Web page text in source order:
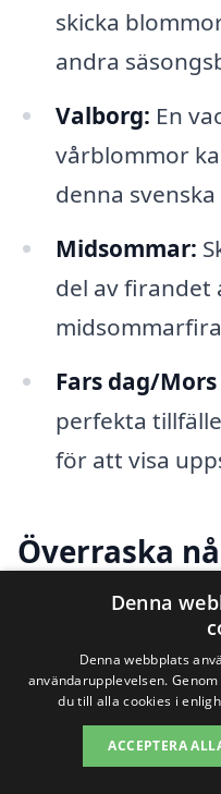
skicka
andra
Valborg: En
vårblommor
denna
Midsommar:
del av firandet
Fars dag/
perfekta
för att visa
Överraska
anledning
Ibland är det
omtanke att
anledning. Att
bara för att göra
Denna
Denna webbplats
användarupplevelsen.
du till alla cookies i
ACCEPTERA